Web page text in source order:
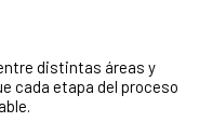
distintas áreas y
cada etapa del proceso